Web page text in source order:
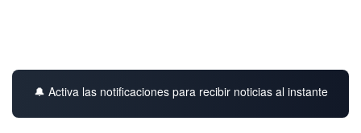
🔔 Activa las notificaciones para recibir noticias al instante